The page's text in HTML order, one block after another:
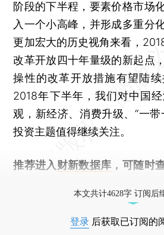
阶段的下半程，要素价格市场
入一个小高峰，并形成多重分
更加宏大的历史视角来看，
改革开放四十年量级的新起点
操性的改革开放措施有望陆续
2018年下半年，我们对中国
观，新经济、消费升级、“一
投资主题值得继续关注。
推荐进入 财新数据库 ，可随时
本文共计4628字 订阅后
登录 后获取已订阅的